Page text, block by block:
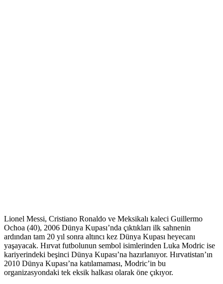
Lionel Messi, Cristiano Ronaldo ve Meksikalı kaleci Guillermo
Ochoa (40), 2006 Dünya Kupası’nda çıktıkları ilk sahnenin
ardından tam 20 yıl sonra altıncı kez Dünya Kupası heyecanı
yaşayacak. Hırvat futbolunun sembol isimlerinden Luka Modric ise
kariyerindeki beşinci Dünya Kupası’na hazırlanıyor. Hırvatistan’ın
2010 Dünya Kupası’na katılamaması, Modric’in bu
organizasyondaki tek eksik halkası olarak öne çıkıyor.